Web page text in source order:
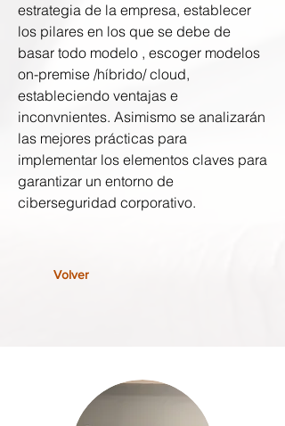
estrategia de la empresa, establecer
los pilares en los que se debe de
basar todo modelo , escoger modelos
on-premise /híbrido/ cloud,
estableciendo ventajas e
inconvnientes. Asimismo se analizarán
las mejores prácticas para
implementar los elementos claves para
garantizar un entorno de
ciberseguridad corporativo.
Volver